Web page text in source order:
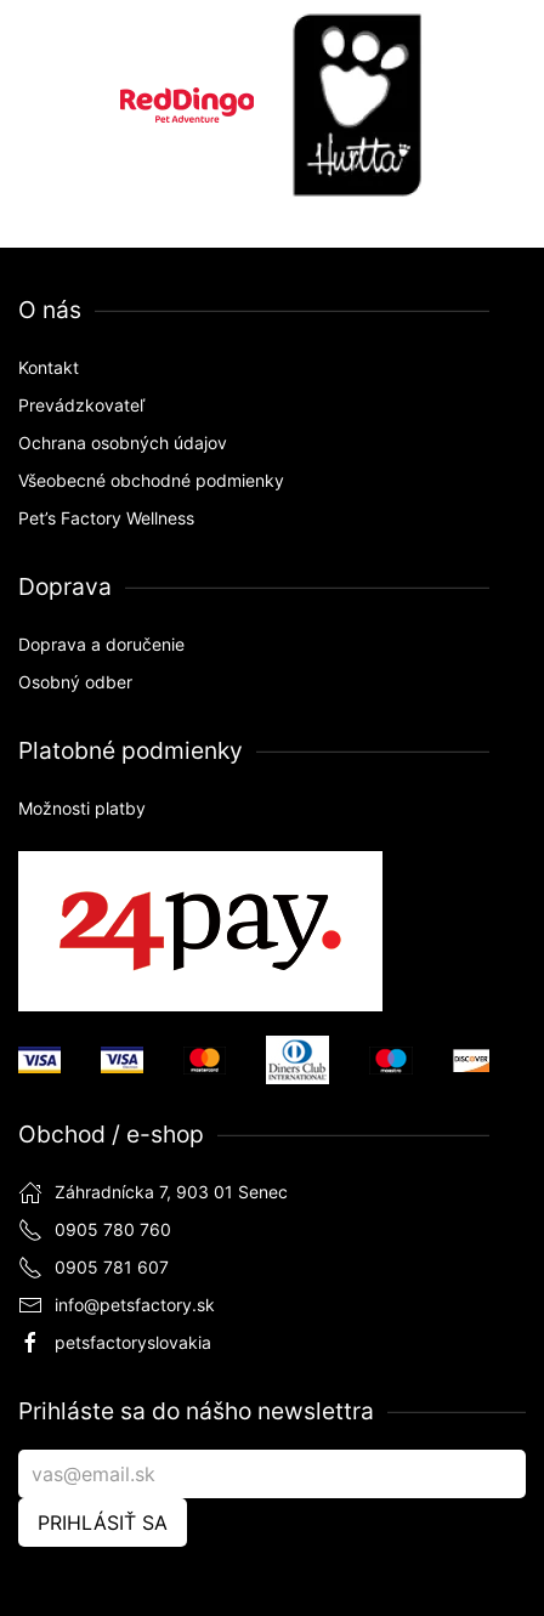
O nás
Kontakt
Prevádzkovateľ
Ochrana osobných údajov
Všeobecné obchodné podmienky
Pet’s Factory Wellness
Doprava
Doprava a doručenie
Osobný odber
Platobné podmienky
Možnosti platby
Obchod / e-shop
Záhradnícka 7, 903 01 Senec
0905 780 760
0905 781 607
info@petsfactory.sk
petsfactoryslovakia
Prihláste sa do nášho newslettra
PRIHLÁSIŤ SA